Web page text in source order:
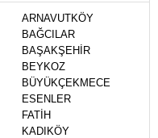
ARNAVUTKÖY
BAĞCILAR
BAŞAKŞEHİR
BEYKOZ
BÜYÜKÇEKMECE
ESENLER
FATİH
KADIKÖY